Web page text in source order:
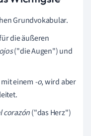
Grundvokabular.
die äußeren
("die Augen") und
einem -o, wird aber
corazón("das Herz")